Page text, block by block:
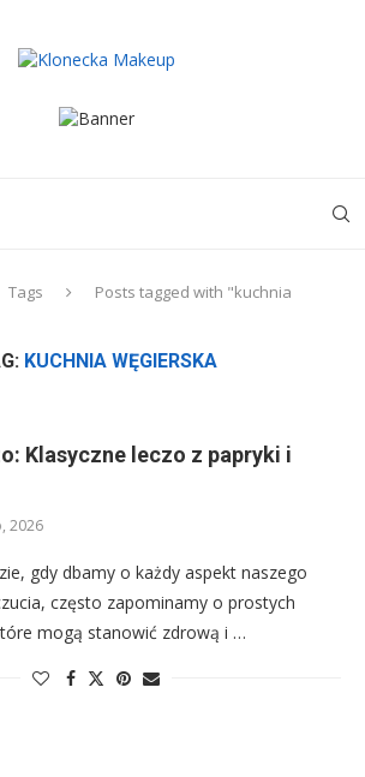
Tags
Posts tagged with "kuchnia
KUCHNIA WĘGIERSKA
Klasyczne leczo z papryki i
2026
gdy dbamy o każdy aspekt naszego
często zapominamy o prostych
mogą stanowić zdrową i …